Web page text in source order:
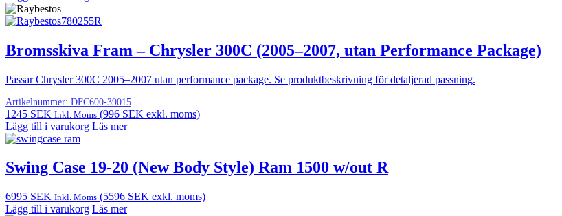
Bromsskiva Fram – Chrysler 300C (2005–2007, utan Performance Package)
Passar Chrysler 300C 2005–2007 utan performance package. Se produktbeskrivning för detaljerad passning.
Artikelnummer: DFC600-39015
1245 SEK Inkl. Moms (996 SEK exkl. moms)
Lägg till i varukorg Läs mer
Swing Case 19-20 (New Body Style) Ram 1500 w/out R
6995 SEK Inkl. Moms (5596 SEK exkl. moms)
Lägg till i varukorg Läs mer